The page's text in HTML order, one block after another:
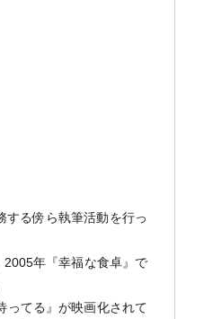
る傍ら執筆活動を行っ
年『幸福な食卓』で
ってる』が映画化されて